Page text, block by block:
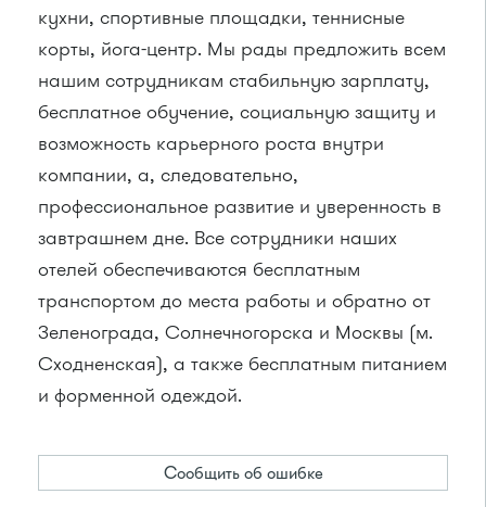
кухни, спортивные площадки, теннисные
корты, йога-центр. Мы рады предложить всем
нашим сотрудникам стабильную зарплату,
бесплатное обучение, социальную защиту и
возможность карьерного роста внутри
компании, а, следовательно,
профессиональное развитие и уверенность в
завтрашнем дне. Все сотрудники наших
отелей обеспечиваются бесплатным
транспортом до места работы и обратно от
Зеленограда, Солнечногорска и Москвы (м.
Сходненская), а также бесплатным питанием
и форменной одеждой.
Сообщить об ошибке